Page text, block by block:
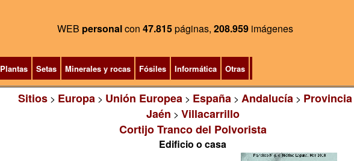
WEB personalcon 47.815páginas, 208.959 imágenes
Plantas Setas Minerales y rocas Fósiles Informática Otras
Sitios> Europa> Unión Europea> España> Andalucía>
Jaén > Villacarrillo
Cortijo Tranco del Polvorista
Edificio o casa